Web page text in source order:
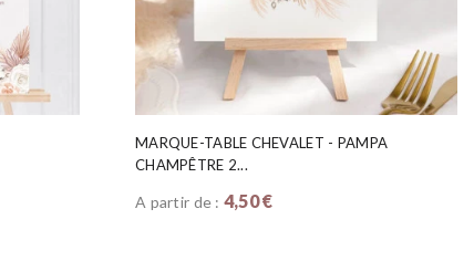
MARQUE-TABLE CHEVALET - PAMPA
CHAMPÊTRE 2...
A partir de : 4,50 €